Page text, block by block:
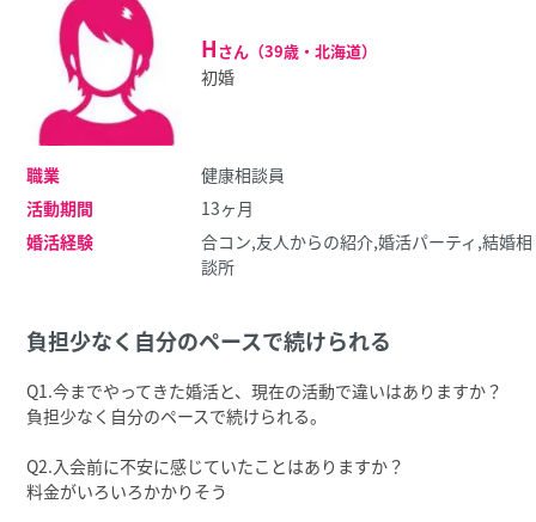
Hさん（39歳・北海道）
初婚
職業
健康相談員
活動期間
13ヶ月
婚活経験
合コン,友人からの紹介,婚活パーティ,結婚相
談所
負担少なく⾃分のペースで続けられる
Q1.今までやってきた婚活と、現在の活動で違いはありますか？
負担少なく⾃分のペースで続けられる。
Q2.⼊会前に不安に感じていたことはありますか？
料⾦がいろいろかかりそう